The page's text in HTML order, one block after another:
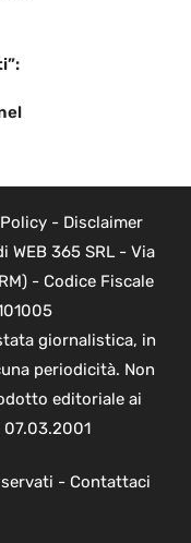
- Disclaimer
365 SRL - Via
- Codice Fiscale
giornalistica, in
periodicità. Non
editoriale ai
- Contattaci